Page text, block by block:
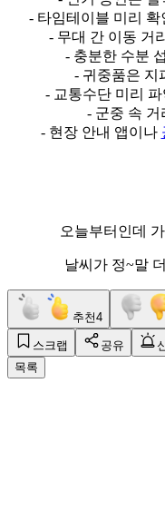
- 타임테이블 미리
- 무대 간 이동 거
- 충분한 수분
- 귀중품은 지
- 교통수단 미리
- 군중 속 거
- 현장 안내 앱이나
오늘부터인데
날씨가 정~말
추천4
스크랩 공유
목록